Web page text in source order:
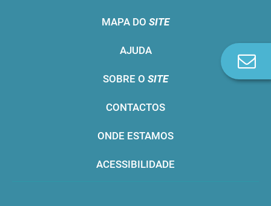
MAPA DO SITE
AJUDA
SOBRE O SITE
CONTACTOS
ONDE ESTAMOS
ACESSIBILIDADE